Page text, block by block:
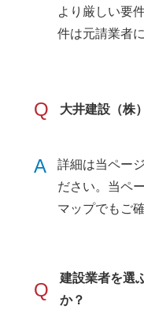
より厳しい要
件は元請業者
Q 大井建設（株
A
詳細は当ペー
ださい。当ペ
マップでもご
Q
建設業者を選
か？